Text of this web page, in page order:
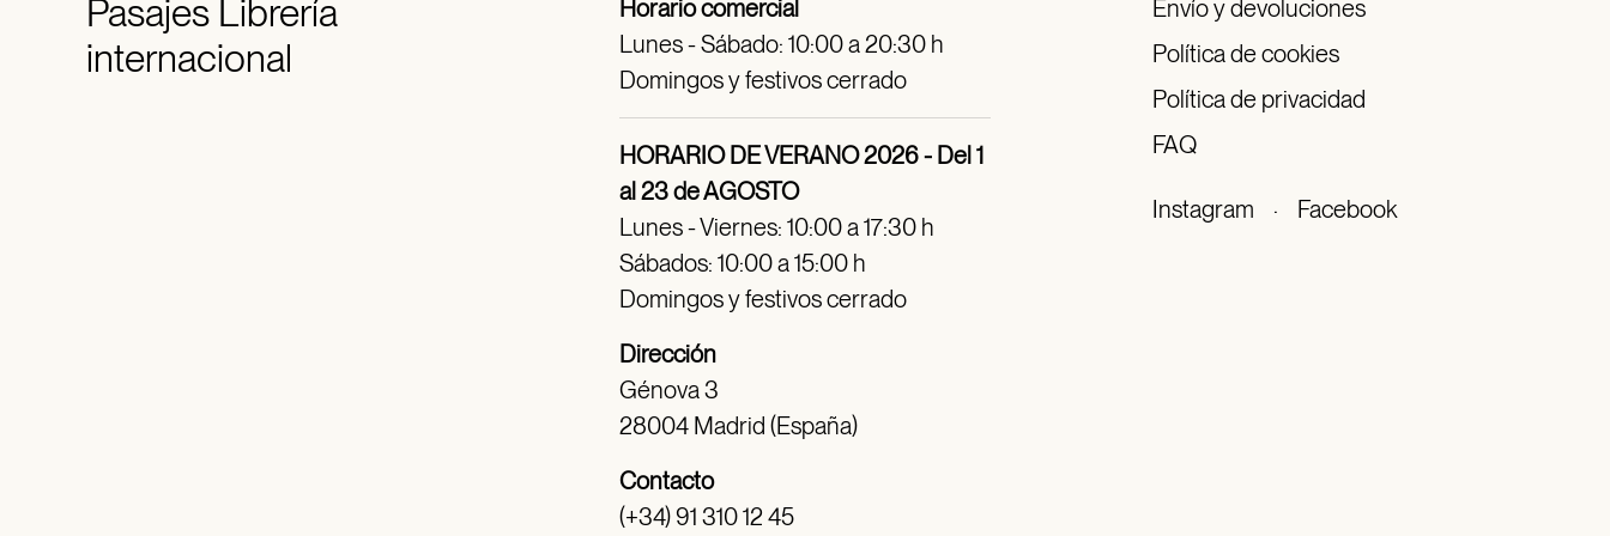
PasajesLibrería
internacional
Horario comercial
Lunes - Sábado: 10:00 a 20:30 h
Domingos y festivos cerrado
HORARIO DE VERANO 2026 - Del 1
al 23 de AGOSTO
Lunes - Viernes: 10:00 a 17:30 h
Sábados: 10:00 a 15:00 h
Domingos y festivos cerrado
Dirección
Génova 3
28004 Madrid (España)
Contacto
(+34) 91 310 12 45
Envío y devoluciones
Política de cookies
Política de privacidad
FAQ
Instagram · Facebook